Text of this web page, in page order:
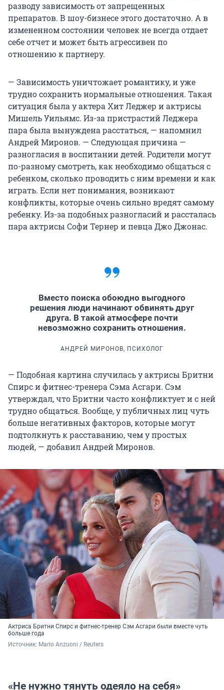
разводу зависимость от запрещенных
препаратов. В шоу-бизнесе этого достаточно. А в
измененном состоянии человек не всегда отдает
себе отчет и может быть агрессивен по
отношению к партнеру.
— Зависимость уничтожает романтику, и уже
трудно сохранить нормальные отношения. Такая
ситуация была у актера Хит Леджер и актрисы
Мишель Уильямс. Из-за пристрастий Леджера
пара была вынуждена расстаться, — напомнил
Андрей Миронов. — Следующая причина —
разногласия в воспитании детей. Родители могут
по-разному смотреть, как необходимо общаться с
ребенком, сколько проводить с ним времени и как
играть. Если нет понимания, возникают
конфликты, которые очень сильно вредят самому
ребенку. Из-за подобных разногласий и рассталась
пара актрисы Софи Тернер и певца Джо Джонас.
Вместо поиска обоюдно выгодного
решения люди начинают обвинять друг
друга. В такой атмосфере почти
невозможно сохранить отношения.
АНДРЕЙ МИРОНОВ, ПСИХОЛОГ
— Подобная картина случилась у актрисы Бритни
Спирс и фитнес-тренера Сэма Асгари. Сэм
утверждал, что Бритни часто конфликтует и с ней
трудно общаться. Вообще, у публичных лиц чуть
больше негативных факторов, которые могут
подтолкнуть к расставанию, чем у простых
людей, — добавил Андрей Миронов.
Актриса Бритни Спирс и фитнес-тренер Сэм Асгари были вместе чуть
больше года
Источник: Mario Anzuoni / Reuters
«Не нужно тянуть одеяло на себя»